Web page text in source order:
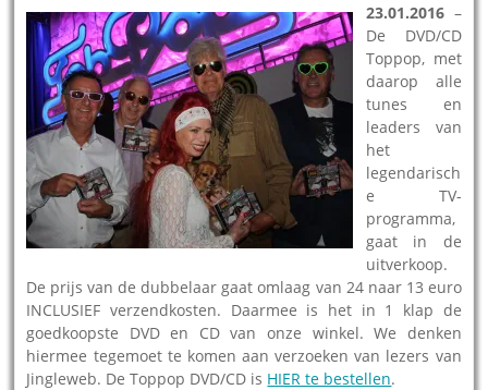
23.01.2016 –
De DVD/CD
Toppop, met
daarop alle
tunes en
leaders van
het
legendarisch
e TV-
programma,
gaat in de
uitverkoop.
De prijs van de dubbelaar gaat omlaag van 24 naar 13 euro
INCLUSIEF verzendkosten. Daarmee is het in 1 klap de
goedkoopste DVD en CD van onze winkel. We denken
hiermee tegemoet te komen aan verzoeken van lezers van
Jingleweb. De Toppop DVD/CD is HIER te bestellen.